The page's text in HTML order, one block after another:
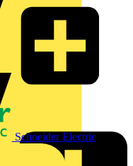
Schneider Electric